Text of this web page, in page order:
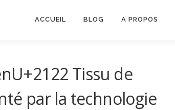
ACCUEIL BLOG A PROPOS
Tissu de
par la technologie